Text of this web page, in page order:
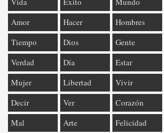
Amor
Hacer Hombres
Tiempo
Dios Gente
Verdad
Día Estar
Mujer
Libertad Vivir
Decir
Ver Corazón
Mal
Arte Felicidad